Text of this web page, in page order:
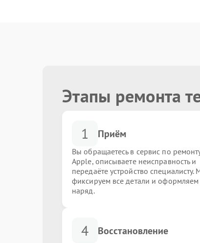
Этапы ремонта
1 Приём
Вы обращаетесь в сервис по
Apple, описываете неисправность и
передаёте устройство специалисту.
фиксируем все детали и оформляем
наряд.
4 Восстановление